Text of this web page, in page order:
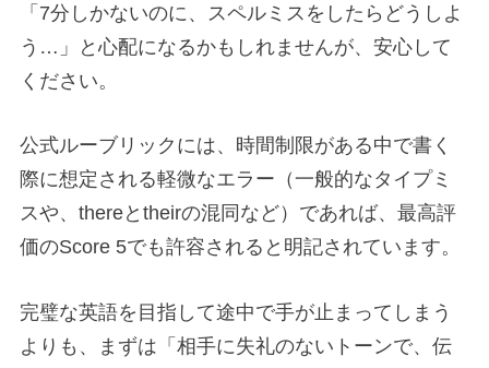
「7分しかないのに、スペルミスをしたらどうしよ
う…」と心配になるかもしれませんが、安心して
ください。
公式ルーブリックには、時間制限がある中で書く
際に想定される軽微なエラー（一般的なタイプミ
スや、thereとtheirの混同など）であれば、最高評
価のScore 5でも許容されると明記されています。
完璧な英語を目指して途中で手が止まってしまう
よりも、まずは「相手に失礼のないトーンで、伝